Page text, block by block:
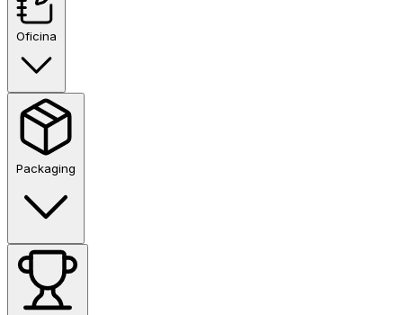
Oficina
Packaging